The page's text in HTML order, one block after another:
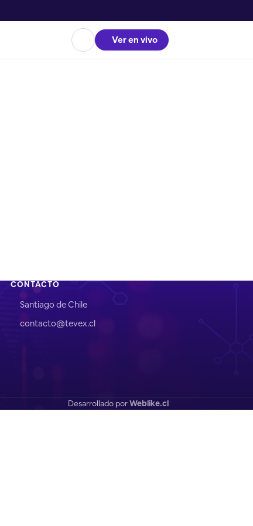
Ver en vivo
CONTACTO
Santiago de Chile
contacto@tevex.cl
Desarrollado porWeblike.cl